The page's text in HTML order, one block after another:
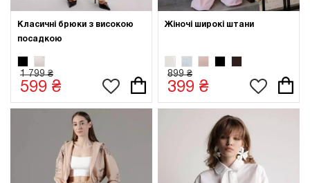
Класичні брюки з високою
посадкою
1 799 ₴
599 ₴
Жіночі широкі штани
899 ₴
399 ₴